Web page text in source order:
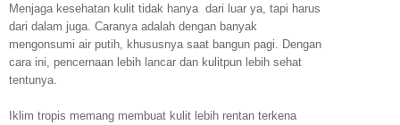
Menjaga kesehatan kulit tidak hanya dari luar ya, tapi harus
dari dalam juga. Caranya adalah dengan banyak
mengonsumi air putih, khususnya saat bangun pagi. Dengan
cara ini, pencernaan lebih lancar dan kulitpun lebih sehat
tentunya.
Iklim tropis memang membuat kulit lebih rentan terkena